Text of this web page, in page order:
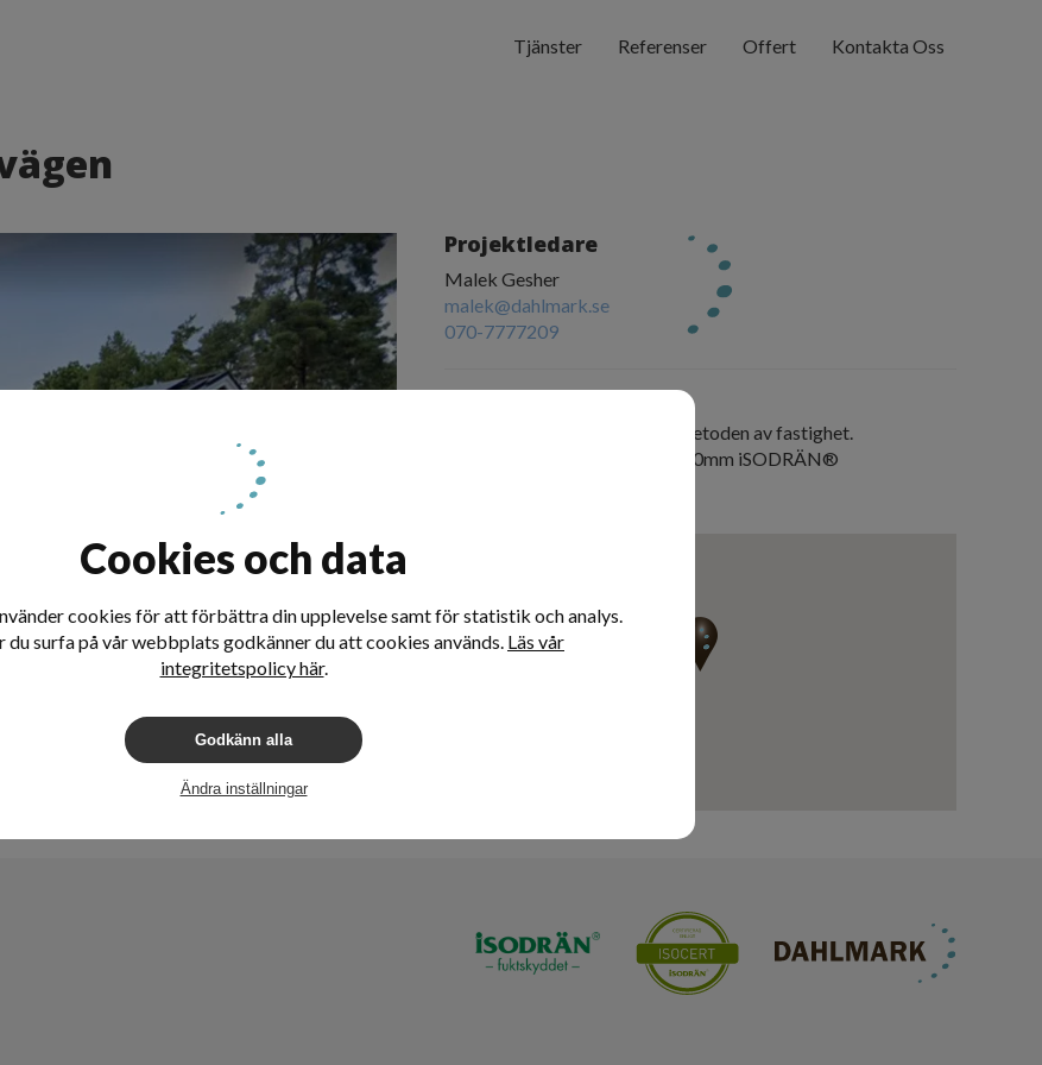
Tjänster Referenser Offert Kontakta Oss
Projektledare
Malek Gesher
malek@dahlmark.se
070-7777209
Dränering med iSODRÄN®-metoden av fastighet.
Källarväggar isolerade med 200mm iSODRÄN®
Cookies och data
cookies för att förbättra din upplevelse samt för statistik och analys.
du surfa på vår webbplats godkänner du att cookies används. Läs vår
integritetspolicy här.
Godkänn alla
Ändra inställningar